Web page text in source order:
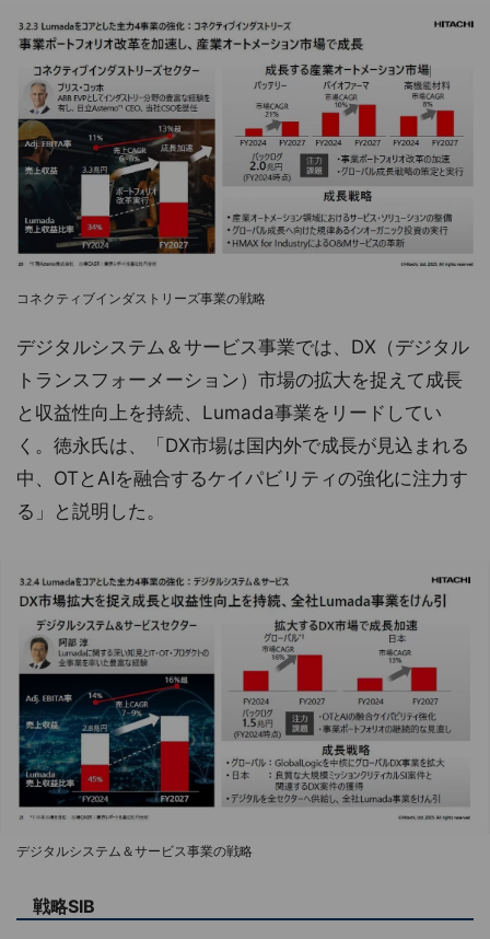
コネクティブインダストリーズ事業の戦略
デジタルシステム＆サービス事業では、DX（デジタル
トランスフォーメーション）市場の拡大を捉えて成長
と収益性向上を持続、Lumada事業をリードしてい
く。徳永氏は、「DX市場は国内外で成長が見込まれる
中、OTとAIを融合するケイパビリティの強化に注力す
る」と説明した。
デジタルシステム＆サービス事業の戦略
戦略SIB